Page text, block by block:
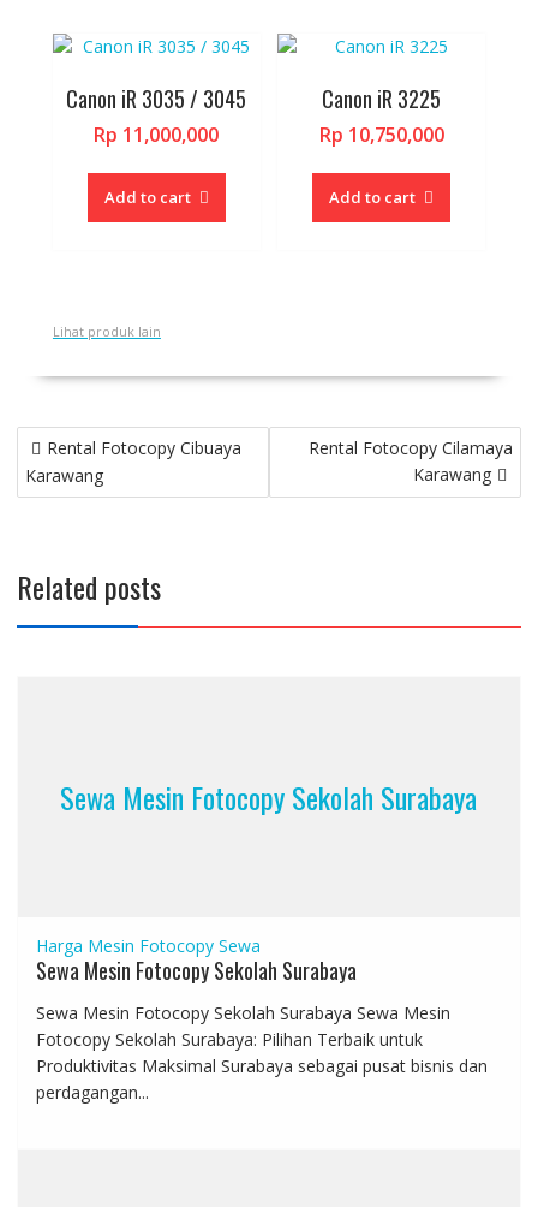
Canon iR 3035 / 3045
Rp 11,000,000
Add to cart
Canon iR 3225
Rp 10,750,000
Add to cart
Lihat produk lain
Post
navigation
Rental Fotocopy Cibuaya
Karawang
Rental Fotocopy Cilamaya
Karawang
Related posts
Sewa Mesin Fotocopy Sekolah Surabaya
Harga Mesin Fotocopy Sewa
Sewa Mesin Fotocopy Sekolah Surabaya
Sewa Mesin Fotocopy Sekolah Surabaya Sewa Mesin
Fotocopy Sekolah Surabaya: Pilihan Terbaik untuk
Produktivitas Maksimal Surabaya sebagai pusat bisnis dan
perdagangan...